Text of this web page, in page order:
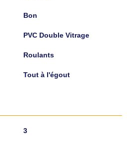
Bon
PVC Double Vitrage
Roulants
Tout à l'égout
3